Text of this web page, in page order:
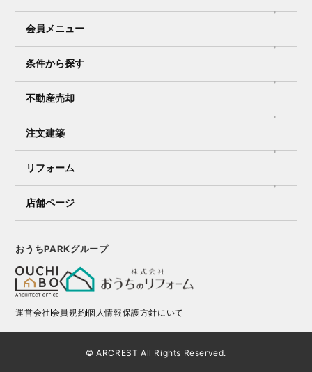
会員メニュー
条件から探す
不動産売却
注文建築
リフォーム
店舗ページ
おうちPARKグループ
運営会社会員規約個人情報保護方針にいて
© ARCREST All Rights Reserved.